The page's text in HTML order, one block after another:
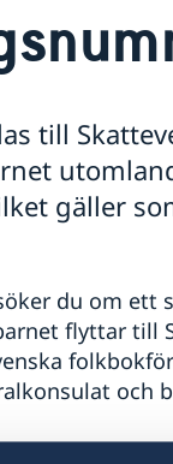
till
gäller
du om
flyttar till
och